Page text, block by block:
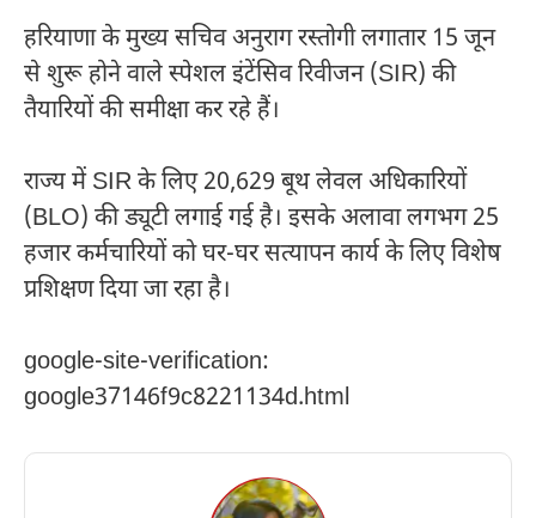
हरियाणा के मुख्य सचिव अनुराग रस्तोगी लगातार 15 जून
से शुरू होने वाले स्पेशल इंटेंसिव रिवीजन (SIR) की
तैयारियों की समीक्षा कर रहे हैं।
राज्य में SIR के लिए 20,629 बूथ लेवल अधिकारियों
(BLO) की ड्यूटी लगाई गई है। इसके अलावा लगभग 25
हजार कर्मचारियों को घर-घर सत्यापन कार्य के लिए विशेष
प्रशिक्षण दिया जा रहा है।
google-site-verification:
google37146f9c8221134d.html